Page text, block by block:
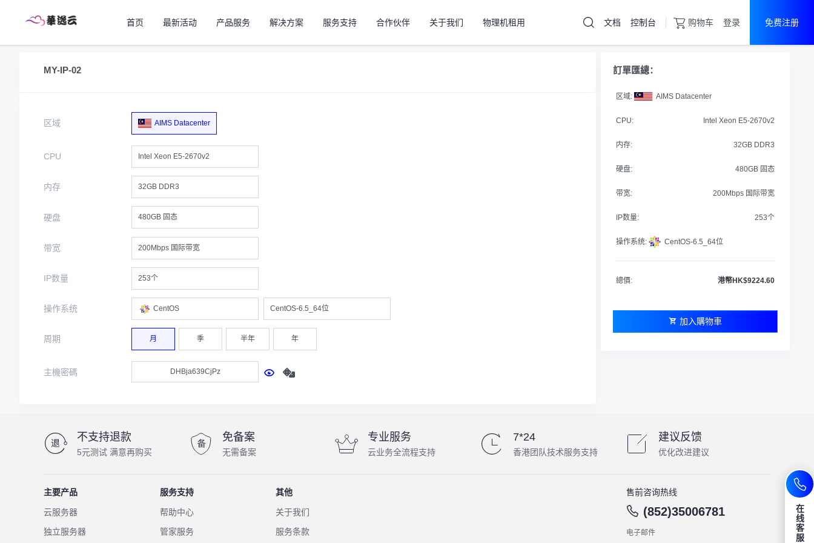
首页 最新活动 产品服务 解决方案 服务支持 合作伙伴 关于我们 物理机租用
控制台
香港服务器
免实名认证
文档 控制台 购物车 登录 免费注册
MY-IP-02
区域 AIMS Datacenter
CPU Intel Xeon E5-2670v2
内存 32GB DDR3
硬盘 480GB 固态
带宽 200Mbps 国际带宽
IP数量 253个
操作系统 CentOS CentOS-6.5_64位
周期 月 季 半年 年
主機密碼
訂單匯總：
区域: AIMS Datacenter
CPU: Intel Xeon E5-2670v2
内存: 32GB DDR3
硬盘: 480GB 固态
带宽: 200Mbps 国际带宽
IP数量: 253个
操作系统: CentOS-6.5_64位
總價: 港幣HK$9224.60
加入購物車
不支持退款
5元测试 满意再购买
免备案
无需备案
专业服务
云业务全流程支持
7*24
香港团队技术服务支持
建议反馈
优化改进建议
主要产品
云服务器
独立服务器
服务支持
帮助中心
管家服务
其他
关于我们
服务条款
售前咨询热线
(852)35006781
电子邮件
在
线
客
服